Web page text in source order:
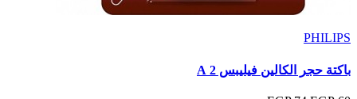
PHILIPS
باكتة حجر الكالين فيليبس 2 A